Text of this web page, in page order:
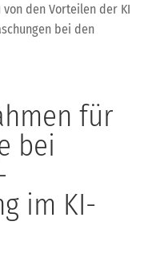
von den Vorteilen der KI
bei den
für
bei
im KI-